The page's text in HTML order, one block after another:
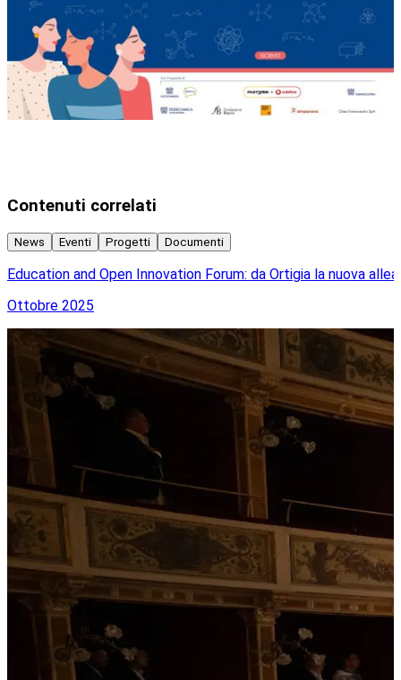
Contenuti correlati
News Eventi Progetti Documenti
Education and Open Innovation Forum: da Ortigia la nuova
Ottobre 2025